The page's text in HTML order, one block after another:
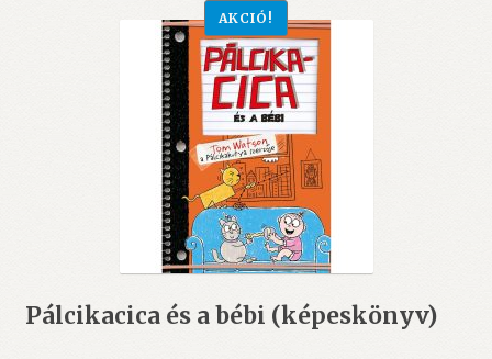
Pálcikacica és a bébi (képeskönyv)
AKCIÓ!